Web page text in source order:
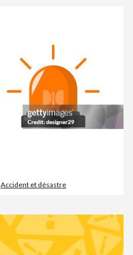
Accident et désastre